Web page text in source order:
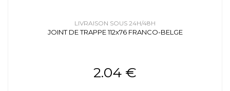
LIVRAISON SOUS 24H/48H
JOINT DE TRAPPE 112x76 FRANCO-BELGE
2.04 €